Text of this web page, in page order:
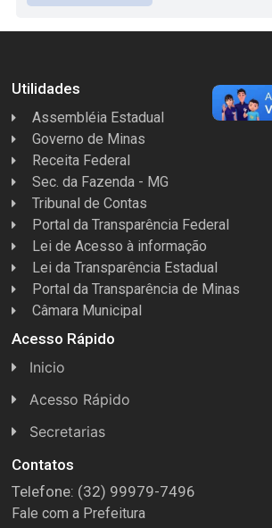
Utilidades
Assembléia Estadual
Governo de Minas
Receita Federal
Sec. da Fazenda - MG
Tribunal de Contas
Portal da Transparência Federal
Lei de Acesso à informação
Lei da Transparência Estadual
Portal da Transparência de Minas
Câmara Municipal
Acesso Rápido
Inicio
Acesso Rápido
Concursos
Conselhos
Espera Feliz Antigamente
Secretarias
Licitações
Secretaria de Esportes
Contatos
Telefone: (32) 99979-7496
Fale com a Prefeitura